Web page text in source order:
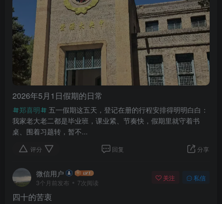
2026年5月1日假期的日常
郑喜明
五一假期这五天，登记在册的行程安排得明明白白：
我家老大老二都是毕业班，课业紧、节奏快，假期里就守着书
桌、围着习题转，暂不...
评分 回复 分享
微信用户
3个月前发布 7次阅读
关注 私信
四十的苦衷